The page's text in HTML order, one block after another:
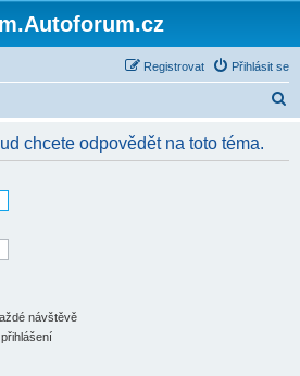
Přihlásit se
Registrovat
chcete odpovědět na toto téma.
návštěvě